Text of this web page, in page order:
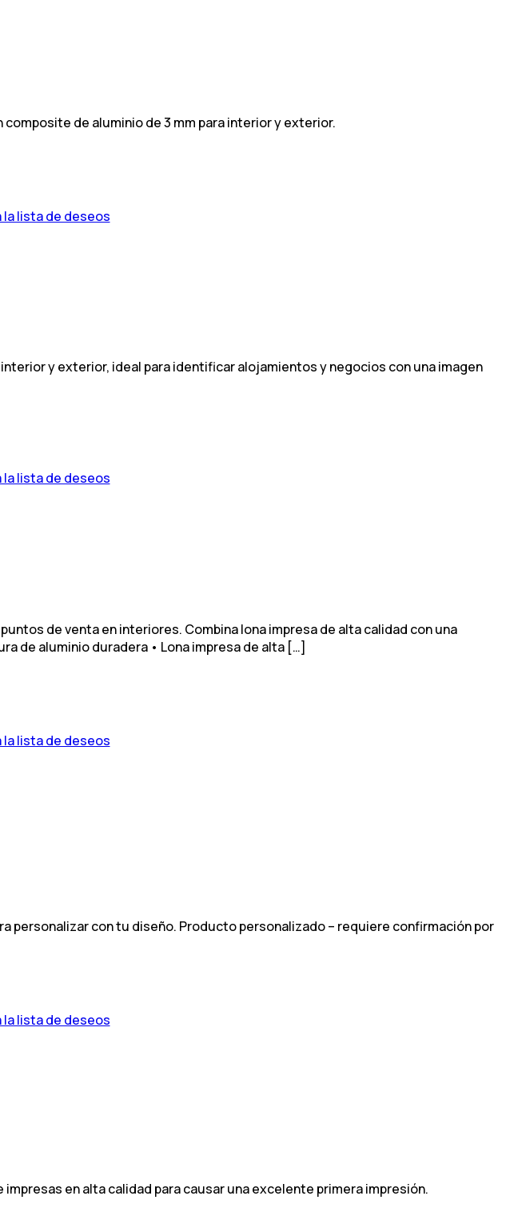
de aluminio de 3 mm para interior y exterior.
la lista de deseos
y exterior, ideal para identificar alojamientos y negocios con una imagen
la lista de deseos
de venta en interiores. Combina lona impresa de alta calidad con una
de aluminio duradera • Lona impresa de alta […]
la lista de deseos
personalizar con tu diseño. Producto personalizado – requiere confirmación por
la lista de deseos
en alta calidad para causar una excelente primera impresión.